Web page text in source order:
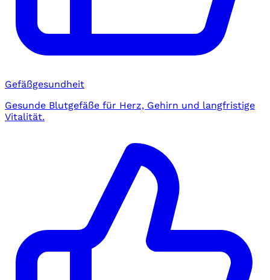
Gefäßgesundheit
Gesunde Blutgefäße für Herz, Gehirn und langfristige
Vitalität.